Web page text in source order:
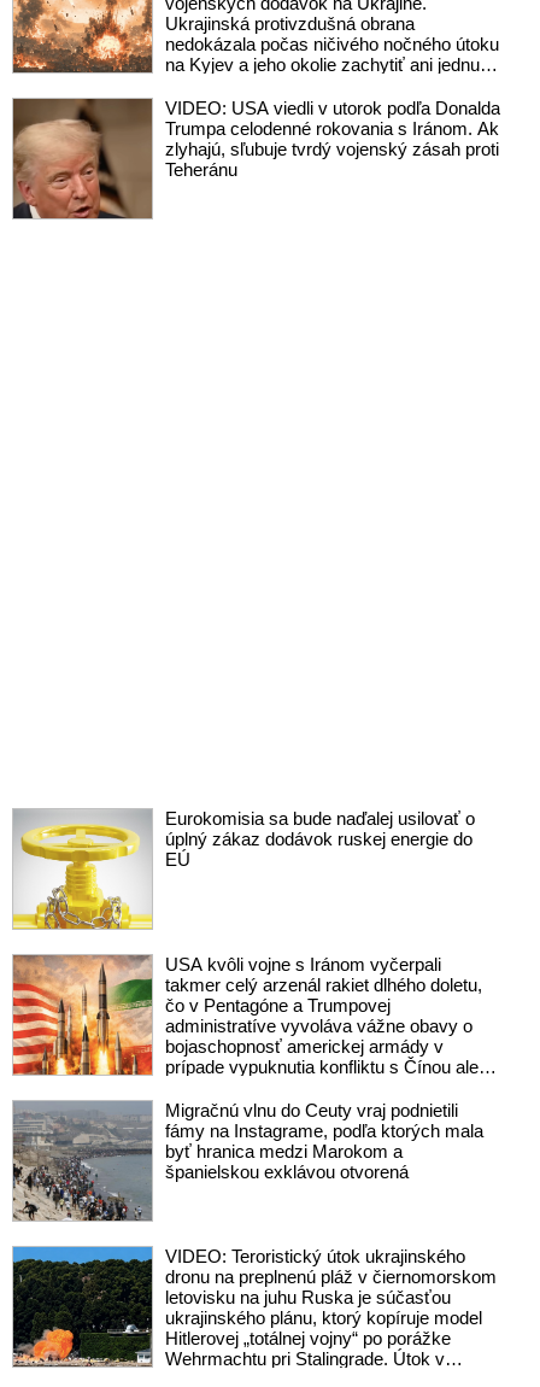
Ukrajinská protivzdušná obrana
nedokázala počas ničivého nočného útoku
na Kyjev a jeho okolie zachytiť ani jednu
VIDEO: USA viedli v utorok podľa Donalda
Trumpa celodenné rokovania s Iránom. Ak
zlyhajú, sľubuje tvrdý vojenský zásah proti
Teheránu
Eurokomisia sa bude naďalej usilovať o
úplný zákaz dodávok ruskej energie do
EÚ
USA kvôli vojne s Iránom vyčerpali
takmer celý arzenál rakiet dlhého doletu,
čo v Pentagóne a Trumpovej
administratíve vyvoláva vážne obavy o
bojaschopnosť americkej armády v
prípade vypuknutia konfliktu s Čínou alebo
Migračnú vlnu do Ceuty vraj podnietili
fámy na Instagrame, podľa ktorých mala
byť hranica medzi Marokom a
španielskou exklávou otvorená
VIDEO: Teroristický útok ukrajinského
dronu na preplnenú pláž v čiernomorskom
letovisku na juhu Ruska je súčasťou
ukrajinského plánu, ktorý kopíruje model
Hitlerovej „totálnej vojny“ po porážke
Wehrmachtu pri Stalingrade. Útok v